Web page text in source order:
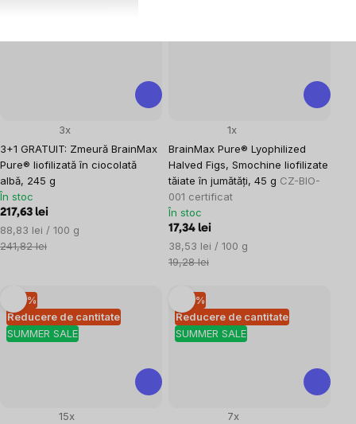
3+1 GRATUIT: Zmeură BrainMax
Pure® liofilizată în ciocolată
albă, 245 g
3x
În stoc
217,63 lei
Evaluare
preţ:
88,83 lei / 100 g
241,82 lei
BrainMax Pure® Lyophilized
Halved Figs, Smochine liofilizate
tăiate în jumătăți, 45 g CZ-BIO-
001 certificat
1x
În stoc
17,34 lei
Evaluare
preţ:
38,53 lei / 100 g
19,28 lei
Reducere de cantitate
SUMMER SALE
–10 %
15x
Reducere de cantitate
SUMMER SALE
–10 %
7x